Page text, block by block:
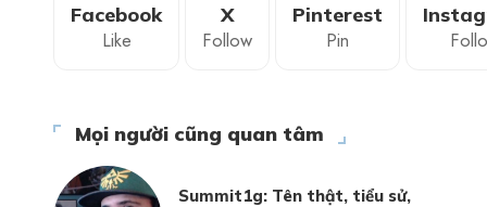
Facebook
Like
X
Follow
Pinterest
Pin
Mọi người cũng quan tâm
Summit1g: Tên thật, tiểu sử,